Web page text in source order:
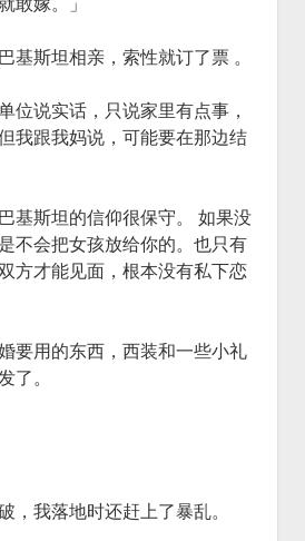
基斯坦相亲，索性就订了票 。
位说实话，只说家里有点事，
我跟我妈说，可能要在那边结
基斯坦的信仰很保守。 如果没
不会把女孩放给你的。也只有
方才能见面，根本没有私下恋
要用的东西，西装和一些小礼
了。
，我落地时还赶上了暴乱。